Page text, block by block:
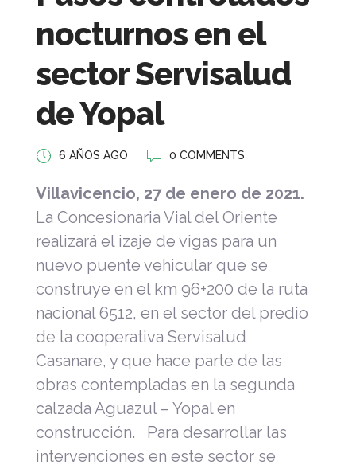
nocturnos en el
sector Servisalud
de Yopal
6 AÑOS AGO 0 COMMENTS
Villavicencio, 27 de enero de 2021.
La Concesionaria Vial del Oriente
realizará el izaje de vigas para un
nuevo puente vehicular que se
construye en el km 96+200 de la ruta
nacional 6512, en el sector del predio
de la cooperativa Servisalud
Casanare, y que hace parte de las
obras contempladas en la segunda
calzada Aguazul – Yopal en
construcción. Para desarrollar las
intervenciones en este sector se